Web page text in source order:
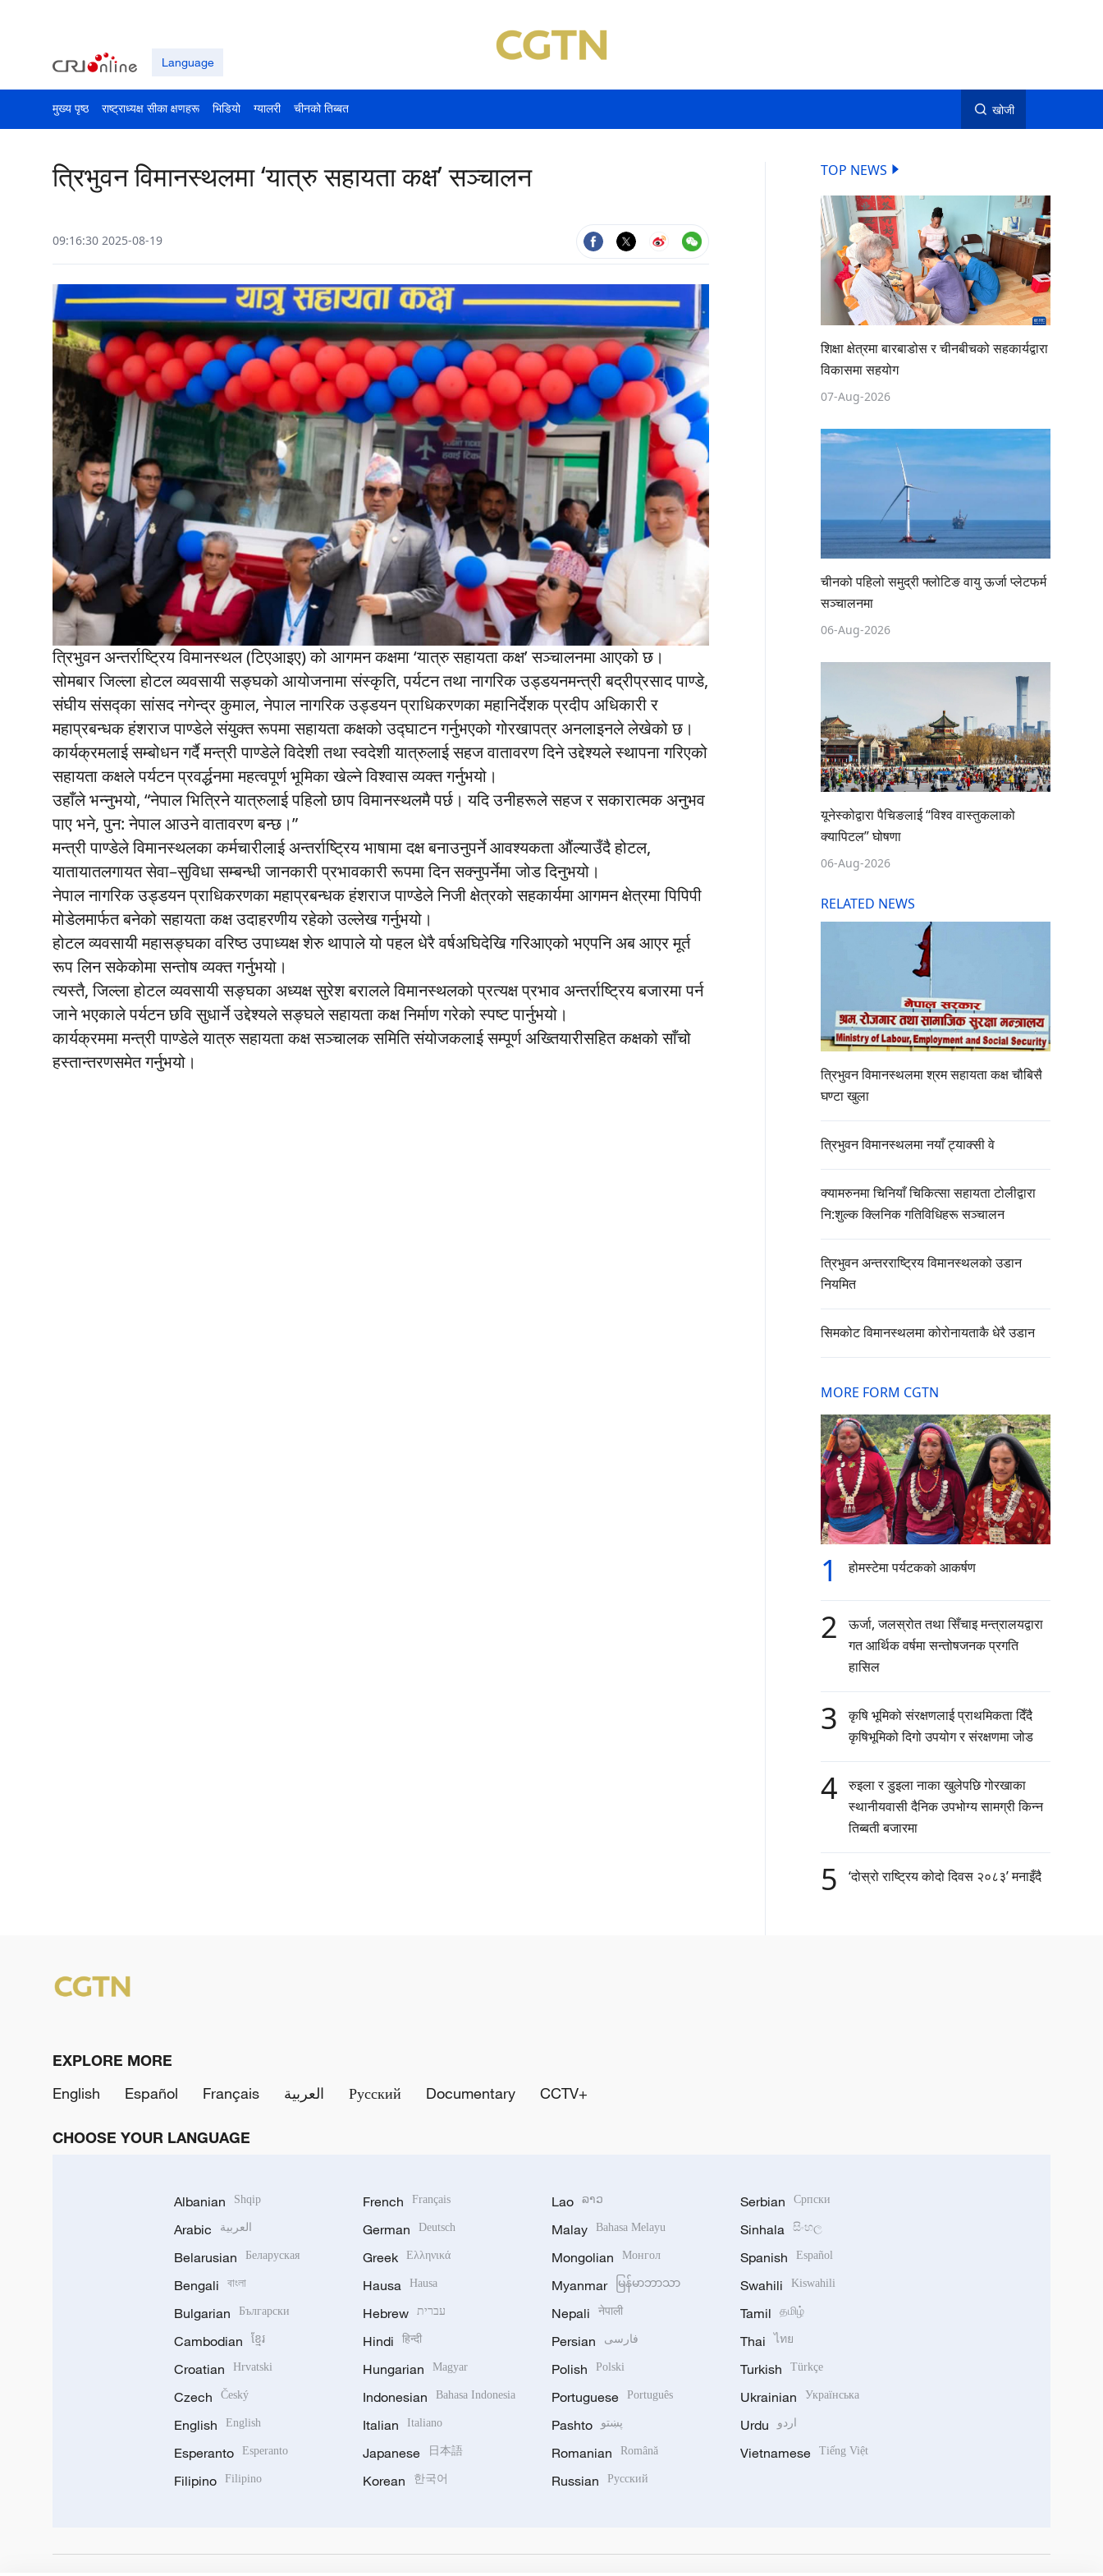
Language
मुख्य पृष्ठ राष्ट्राध्यक्ष सीका क्षणहरू भिडियो ग्यालरी चीनको तिब्बत खोजी
त्रिभुवन विमानस्थलमा ‘यात्रु सहायता कक्ष’ सञ्चालन
09:16:30 2025-08-19
त्रिभुवन अन्तर्राष्ट्रिय विमानस्थल (टिएआइए) को आगमन कक्षमा ‘यात्रु सहायता कक्ष’ सञ्चालनमा आएको छ।
सोमबार जिल्ला होटल व्यवसायी सङ्घको आयोजनामा संस्कृति, पर्यटन तथा नागरिक उड्डयनमन्त्री बद्रीप्रसाद पाण्डे,
संघीय संसद्का सांसद नगेन्द्र कुमाल, नेपाल नागरिक उड्डयन प्राधिकरणका महानिर्देशक प्रदीप अधिकारी र
महाप्रबन्धक हंशराज पाण्डेले संयुक्त रूपमा सहायता कक्षको उद्घाटन गर्नुभएको गोरखापत्र अनलाइनले लेखेको छ।
कार्यक्रमलाई सम्बोधन गर्दै मन्त्री पाण्डेले विदेशी तथा स्वदेशी यात्रुलाई सहज वातावरण दिने उद्देश्यले स्थापना गरिएको
सहायता कक्षले पर्यटन प्रवर्द्धनमा महत्वपूर्ण भूमिका खेल्ने विश्वास व्यक्त गर्नुभयो।
उहाँले भन्नुभयो, “नेपाल भित्रिने यात्रुलाई पहिलो छाप विमानस्थलमै पर्छ। यदि उनीहरूले सहज र सकारात्मक अनुभव
पाए भने, पुन: नेपाल आउने वातावरण बन्छ।”
मन्त्री पाण्डेले विमानस्थलका कर्मचारीलाई अन्तर्राष्ट्रिय भाषामा दक्ष बनाउनुपर्ने आवश्यकता औंल्याउँदै होटल,
यातायातलगायत सेवा–सुविधा सम्बन्धी जानकारी प्रभावकारी रूपमा दिन सक्नुपर्नेमा जोड दिनुभयो।
नेपाल नागरिक उड्डयन प्राधिकरणका महाप्रबन्धक हंशराज पाण्डेले निजी क्षेत्रको सहकार्यमा आगमन क्षेत्रमा पिपिपी
मोडेलमार्फत बनेको सहायता कक्ष उदाहरणीय रहेको उल्लेख गर्नुभयो।
होटल व्यवसायी महासङ्घका वरिष्ठ उपाध्यक्ष शेरु थापाले यो पहल धेरै वर्षअघिदेखि गरिआएको भएपनि अब आएर मूर्त
रूप लिन सकेकोमा सन्तोष व्यक्त गर्नुभयो।
त्यस्तै, जिल्ला होटल व्यवसायी सङ्घका अध्यक्ष सुरेश बरालले विमानस्थलको प्रत्यक्ष प्रभाव अन्तर्राष्ट्रिय बजारमा पर्न
जाने भएकाले पर्यटन छवि सुधार्ने उद्देश्यले सङ्घले सहायता कक्ष निर्माण गरेको स्पष्ट पार्नुभयो।
कार्यक्रममा मन्त्री पाण्डेले यात्रु सहायता कक्ष सञ्चालक समिति संयोजकलाई सम्पूर्ण अख्तियारीसहित कक्षको साँचो
हस्तान्तरणसमेत गर्नुभयो।
TOP NEWS
शिक्षा क्षेत्रमा बारबाडोस र चीनबीचको सहकार्यद्वारा
विकासमा सहयोग
07-Aug-2026
चीनको पहिलो समुद्री फ्लोटिङ वायु ऊर्जा प्लेटफर्म
सञ्चालनमा
06-Aug-2026
यूनेस्कोद्वारा पैचिङलाई “विश्व वास्तुकलाको
क्यापिटल” घोषणा
06-Aug-2026
RELATED NEWS
त्रिभुवन विमानस्थलमा श्रम सहायता कक्ष चौबिसै
घण्टा खुला
त्रिभुवन विमानस्थलमा नयाँ ट्याक्सी वे
क्यामरुनमा चिनियाँ चिकित्सा सहायता टोलीद्वारा
नि:शुल्क क्लिनिक गतिविधिहरू सञ्चालन
त्रिभुवन अन्तरराष्ट्रिय विमानस्थलको उडान
नियमित
सिमकोट विमानस्थलमा कोरोनायताकै धेरै उडान
MORE FORM CGTN
1 होमस्टेमा पर्यटकको आकर्षण
2
ऊर्जा, जलस्रोत तथा सिँचाइ मन्त्रालयद्वारा
गत आर्थिक वर्षमा सन्तोषजनक प्रगति
हासिल
3
कृषि भूमिको संरक्षणलाई प्राथमिकता दिँदै
कृषिभूमिको दिगो उपयोग र संरक्षणमा जोड
4
रुइला र डुइला नाका खुलेपछि गोरखाका
स्थानीयवासी दैनिक उपभोग्य सामग्री किन्न
तिब्बती बजारमा
5 ‘दोस्रो राष्ट्रिय कोदो दिवस २०८३’ मनाइँदै
EXPLORE MORE
English
Español Français العربية Русский Documentary CCTV+
CHOOSE YOUR LANGUAGE
Albanian Shqip
Arabic العربية
Belarusian Беларуская
Bengali বাংলা
Bulgarian Български
Cambodian ខ្មែរ
Croatian Hrvatski
Czech Český
English English
Esperanto Esperanto
Filipino Filipino
French Français
German Deutsch
Greek Ελληνικά
Hausa Hausa
Hebrew עברית
Hindi हिन्दी
Hungarian Magyar
Indonesian Bahasa Indonesia
Italian Italiano
Japanese 日本語
Korean 한국어
Lao ລາວ
Malay Bahasa Melayu
Mongolian Монгол
Myanmar မြန်မာဘာသာ
Nepali नेपाली
Persian فارسی
Polish Polski
Portuguese Português
Pashto پښتو
Romanian Română
Russian Русский
Serbian Српски
Sinhala සිංහල
Spanish Español
Swahili Kiswahili
Tamil தமிழ்
Thai ไทย
Turkish Türkçe
Ukrainian Українська
Urdu اردو
Vietnamese Tiếng Việt